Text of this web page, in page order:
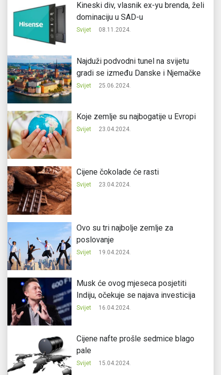
Kineski div, vlasnik ex-yu brenda, želi
dominaciju u SAD-u
Svijet 08.11.2024.
Najduži podvodni tunel na svijetu
gradi se između Danske i Njemačke
Svijet 25.06.2024.
Koje zemlje su najbogatije u Evropi
Svijet 23.04.2024.
Cijene čokolade će rasti
Svijet 23.04.2024.
Ovo su tri najbolje zemlje za
poslovanje
Svijet 19.04.2024.
Musk će ovog mjeseca posjetiti
Indiju, očekuje se najava investicija
Svijet 16.04.2024.
Cijene nafte prošle sedmice blago
pale
Svijet 15.04.2024.